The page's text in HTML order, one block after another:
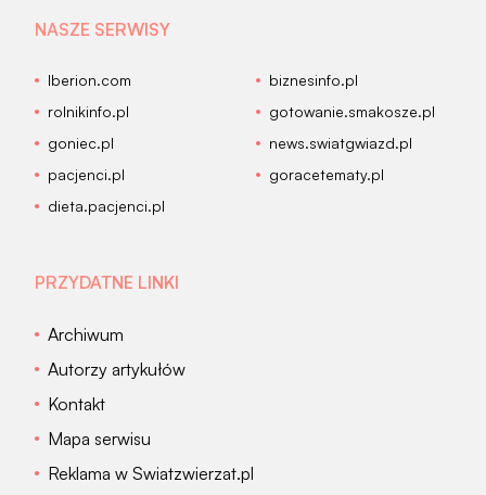
NASZE SERWISY
Iberion.com
biznesinfo.pl
rolnikinfo.pl
gotowanie.smakosze.pl
goniec.pl
news.swiatgwiazd.pl
pacjenci.pl
goracetematy.pl
dieta.pacjenci.pl
PRZYDATNE LINKI
Archiwum
Autorzy artykułów
Kontakt
Mapa serwisu
Reklama w Swiatzwierzat.pl